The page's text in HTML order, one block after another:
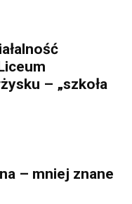
– „szkoła
– mniej znane